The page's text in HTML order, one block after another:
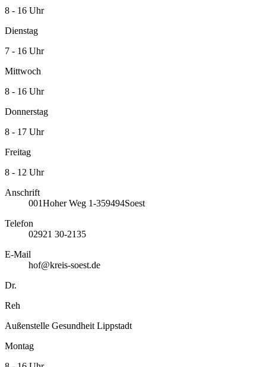
8 - 16 Uhr
Dienstag
7 - 16 Uhr
Mittwoch
8 - 16 Uhr
Donnerstag
8 - 17 Uhr
Freitag
8 - 12 Uhr
Anschrift
001Hoher Weg 1-359494Soest
Telefon
02921 30-2135
E-Mail
hof@kreis-soest.de
Dr.
Reh
Außenstelle Gesundheit Lippstadt
Montag